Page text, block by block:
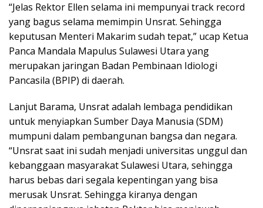
“Jelas Rektor Ellen selama ini mempunyai track record
yang bagus selama memimpin Unsrat. Sehingga
keputusan Menteri Makarim sudah tepat,” ucap Ketua
Panca Mandala Mapulus Sulawesi Utara yang
merupakan jaringan Badan Pembinaan Idiologi
Pancasila (BPIP) di daerah.
Lanjut Barama, Unsrat adalah lembaga pendidikan
untuk menyiapkan Sumber Daya Manusia (SDM)
mumpuni dalam pembangunan bangsa dan negara.
“Unsrat saat ini sudah menjadi universitas unggul dan
kebanggaan masyarakat Sulawesi Utara, sehingga
harus bebas dari segala kepentingan yang bisa
merusak Unsrat. Sehingga kiranya dengan